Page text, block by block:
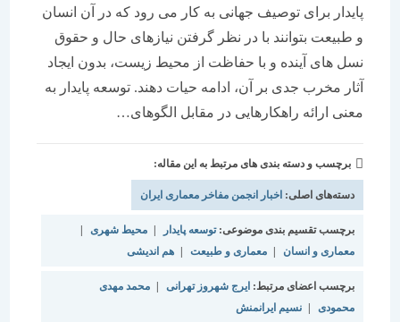
پایدار برای توصیف جهانی به کار می رود که در آن انسان
و طبیعت بتوانند با در نظر گرفتن نیازهای حال و حقوق
نسل های آینده و با حفاظت از محیط زیست، بدون ایجاد
آثار مخرب جدی بر آن، ادامه حیات دهند. توسعه پایدار به
معنی ارائه راهکارهایی در مقابل الگوهای…
برچسب و دسته بندی های مرتبط به این مقاله:
دسته‌های اصلی:اخبار انجمن مفاخر معماری ایران
برچسب تقسیم بندی موضوعی:توسعه پایدار | محیط شهری |
معماری و انسان
معماری و طبیعت | هم اندیشی
برچسب اعضای مرتبط: ایرج شهروز تهرانی | محمد مهدی
محمودی | نسیم ایرانمنش